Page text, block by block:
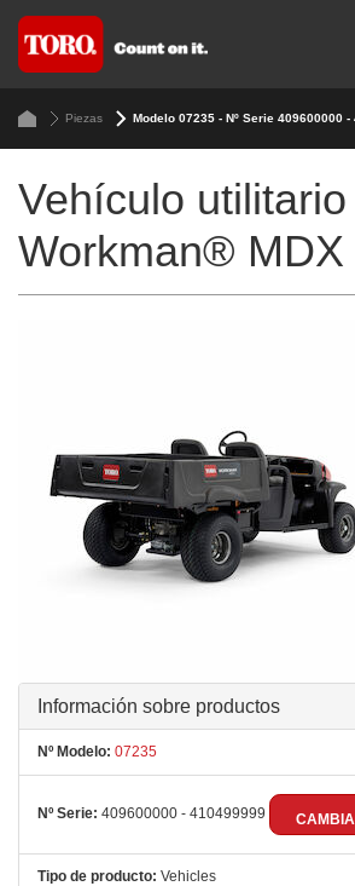
Piezas Modelo 07235 - Nº Serie 409600000 -
Vehículo utilitario
Workman® MDX
Información sobre productos
Nº Modelo: 07235
Nº Serie: 409600000 - 410499999
Tipo de producto: Vehicles